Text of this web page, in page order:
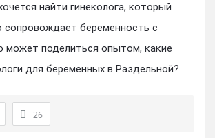
найти гинеколога, который
сопровождает беременность с
может поделиться опытом, какие
для беременных в Раздельной?
26